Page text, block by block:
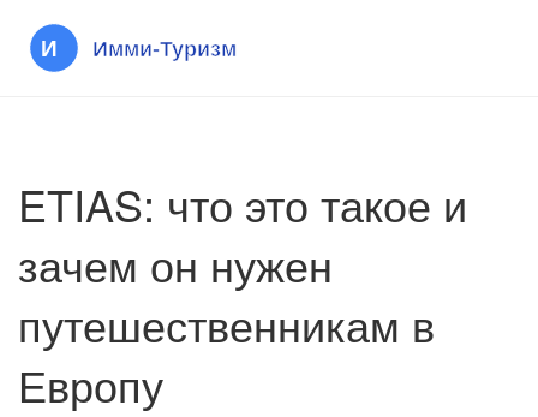
ETIAS: что это такое и
зачем он нужен
путешественникам в
Европу